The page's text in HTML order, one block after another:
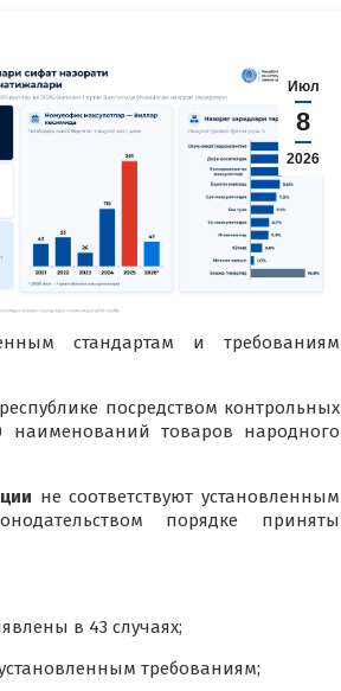
Июл
8
2026
стандартам и требованиям
посредством контрольных
наименований товаров народного
не соответствуют установленным
порядке приняты
в 43 случаях;
требованиям;